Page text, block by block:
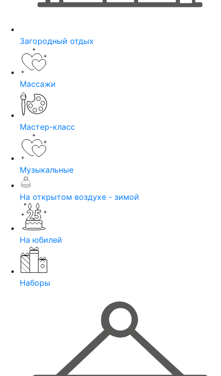
Загородный отдых
Массажи
Мастер-класс
Музыкальные
На открытом воздухе - зимой
На юбилей
Наборы